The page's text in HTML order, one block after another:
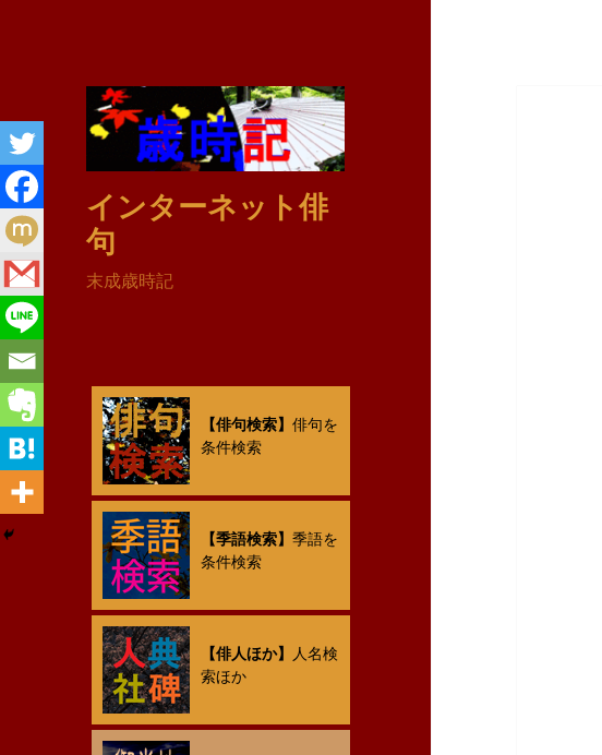
インターネット俳
句
末成歳時記
【俳句検索】俳句を
条件検索
【季語検索】季語を
条件検索
【俳人ほか】 人名検
索ほか